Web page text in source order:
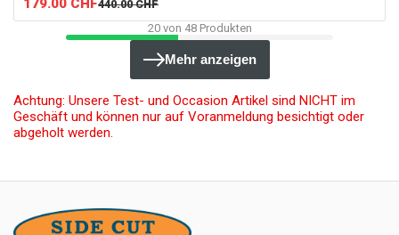
179.00 CHF440.00 CHF
20von 48Produkten
Mehr anzeigen
Achtung: Unsere Test- und Occasion Artikel sind NICHT im
Geschäft und können nur auf Voranmeldung besichtigt oder
abgeholt werden.